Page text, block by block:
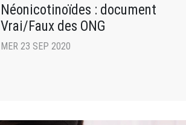
Néonicotinoïdes : document
Vrai/Faux des ONG
MER 23 SEP 2020